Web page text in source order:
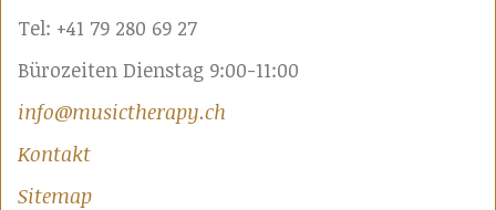
Tel: +41 79 280 69 27
Bürozeiten Dienstag 9:00-11:00
info@musictherapy.ch
Kontakt
Sitemap